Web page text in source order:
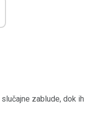
zablude, dok ih